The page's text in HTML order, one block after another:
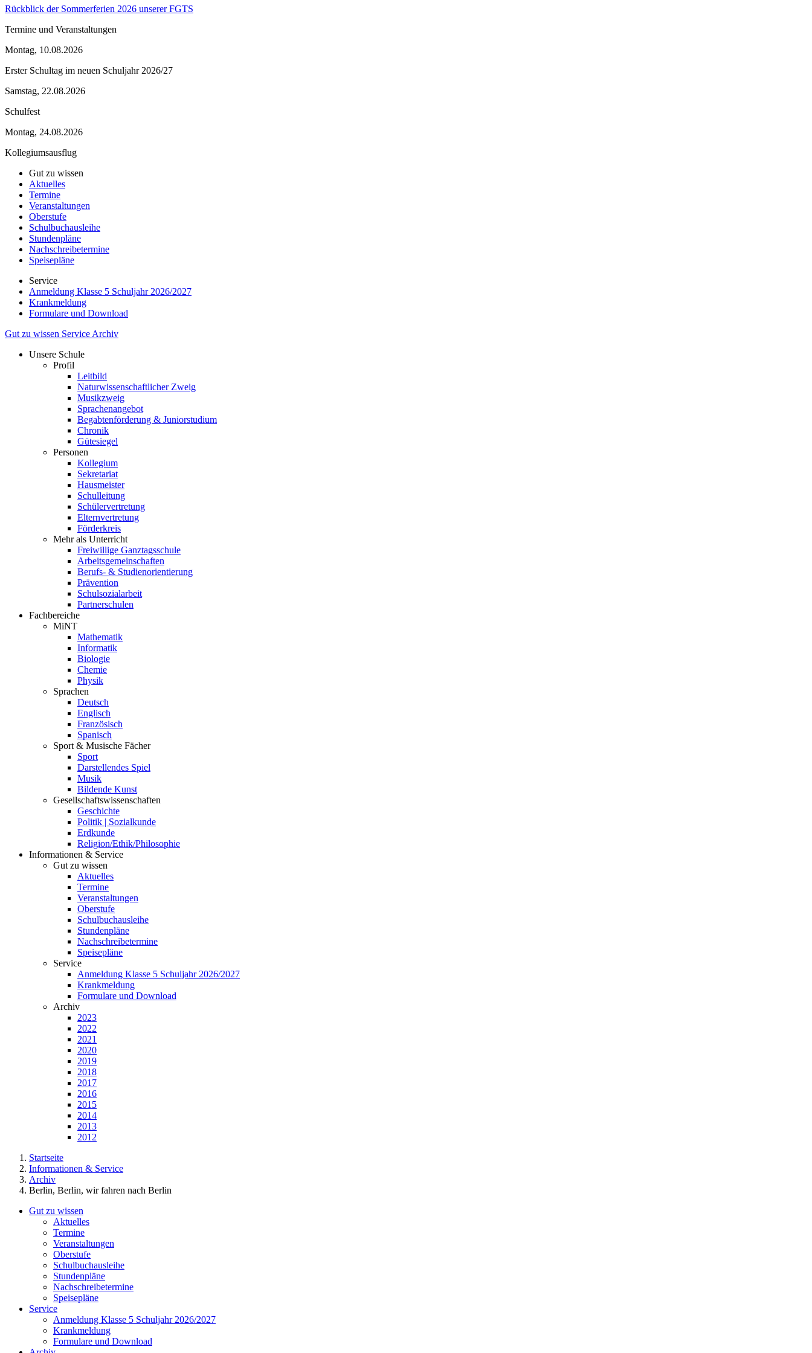
Rückblick der Sommerferien 2026 unserer FGTS
Termine und Veranstaltungen
Montag, 10.08.2026
Erster Schultag im neuen Schuljahr 2026/27
Samstag, 22.08.2026
Schulfest
Montag, 24.08.2026
Kollegiumsausflug
Gut zu wissen
Aktuelles
Termine
Veranstaltungen
Oberstufe
Schulbuchausleihe
Stundenpläne
Nachschreibetermine
Speisepläne
Service
Anmeldung Klasse 5 Schuljahr 2026/2027
Krankmeldung
Formulare und Download
Gut zu wissen Service Archiv
Unsere Schule
Profil
Leitbild
Naturwissenschaftlicher Zweig
Musikzweig
Sprachenangebot
Begabtenförderung & Juniorstudium
Chronik
Gütesiegel
Personen
Kollegium
Sekretariat
Hausmeister
Schulleitung
Schülervertretung
Elternvertretung
Förderkreis
Mehr als Unterricht
Freiwillige Ganztagsschule
Arbeitsgemeinschaften
Berufs- & Studienorientierung
Prävention
Schulsozialarbeit
Partnerschulen
Fachbereiche
MiNT
Mathematik
Informatik
Biologie
Chemie
Physik
Sprachen
Deutsch
Englisch
Französisch
Spanisch
Sport & Musische Fächer
Sport
Darstellendes Spiel
Musik
Bildende Kunst
Gesellschaftswissenschaften
Geschichte
Politik | Sozialkunde
Erdkunde
Religion/Ethik/Philosophie
Informationen & Service
Gut zu wissen
Aktuelles
Termine
Veranstaltungen
Oberstufe
Schulbuchausleihe
Stundenpläne
Nachschreibetermine
Speisepläne
Service
Anmeldung Klasse 5 Schuljahr 2026/2027
Krankmeldung
Formulare und Download
Archiv
2023
2022
2021
2020
2019
2018
2017
2016
2015
2014
2013
2012
Startseite
Informationen & Service
Archiv
Berlin, Berlin, wir fahren nach Berlin
Gut zu wissen
Aktuelles
Termine
Veranstaltungen
Oberstufe
Schulbuchausleihe
Stundenpläne
Nachschreibetermine
Speisepläne
Service
Anmeldung Klasse 5 Schuljahr 2026/2027
Krankmeldung
Formulare und Download